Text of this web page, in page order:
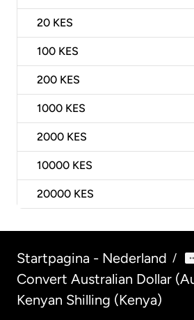
20 KES
100 KES
200 KES
1000 KES
2000 KES
10000 KES
20000 KES
Startpagina - Nederland /
Convert Australian Dollar
Kenyan Shilling (Kenya)